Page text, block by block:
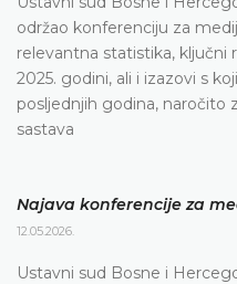
održao konferenciju za
relevantna statistika, ključni
2025. godini, ali i izazovi s
posljednjih godina, naročito
sastava
Najava konferencije za
12.05.2026.
Ustavni sud Bosne i